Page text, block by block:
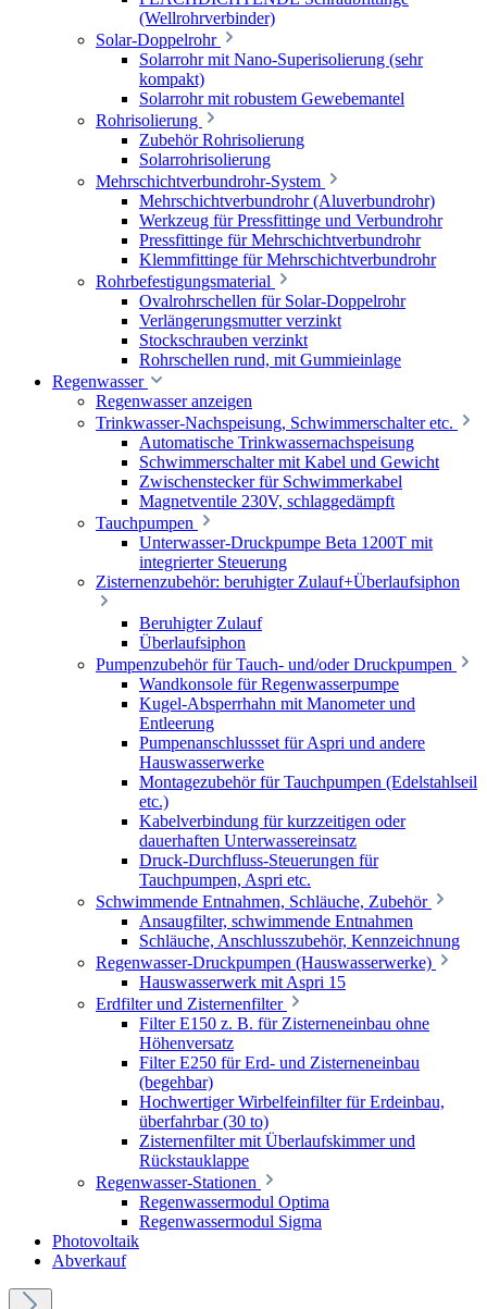
(Wellrohrverbinder)
Solar-Doppelrohr
Solarrohr mit Nano-Superisolierung (sehr
kompakt)
Solarrohr mit robustem Gewebemantel
Rohrisolierung
Zubehör Rohrisolierung
Solarrohrisolierung
Mehrschichtverbundrohr-System
Mehrschichtverbundrohr (Aluverbundrohr)
Werkzeug für Pressfittinge und Verbundrohr
Pressfittinge für Mehrschichtverbundrohr
Klemmfittinge für Mehrschichtverbundrohr
Rohrbefestigungsmaterial
Ovalrohrschellen für Solar-Doppelrohr
Verlängerungsmutter verzinkt
Stockschrauben verzinkt
Rohrschellen rund, mit Gummieinlage
Regenwasser
Regenwasser anzeigen
Trinkwasser-Nachspeisung, Schwimmerschalter etc.
Automatische Trinkwassernachspeisung
Schwimmerschalter mit Kabel und Gewicht
Zwischenstecker für Schwimmerkabel
Magnetventile 230V, schlaggedämpft
Tauchpumpen
Unterwasser-Druckpumpe Beta 1200T mit
integrierter Steuerung
Zisternenzubehör: beruhigter Zulauf+Überlaufsiphon
Beruhigter Zulauf
Überlaufsiphon
Pumpenzubehör für Tauch- und/oder Druckpumpen
Wandkonsole für Regenwasserpumpe
Kugel-Absperrhahn mit Manometer und
Entleerung
Pumpenanschlussset für Aspri und andere
Hauswasserwerke
Montagezubehör für Tauchpumpen (Edelstahlseil
etc.)
Kabelverbindung für kurzzeitigen oder
dauerhaften Unterwassereinsatz
Druck-Durchfluss-Steuerungen für
Tauchpumpen, Aspri etc.
Schwimmende Entnahmen, Schläuche, Zubehör
Ansaugfilter, schwimmende Entnahmen
Schläuche, Anschlusszubehör, Kennzeichnung
Regenwasser-Druckpumpen (Hauswasserwerke)
Hauswasserwerk mit Aspri 15
Erdfilter und Zisternenfilter
Filter E150 z. B. für Zisterneneinbau ohne
Höhenversatz
Filter E250 für Erd- und Zisterneneinbau
(begehbar)
Hochwertiger Wirbelfeinfilter für Erdeinbau,
überfahrbar (30 to)
Zisternenfilter mit Überlaufskimmer und
Rückstauklappe
Regenwasser-Stationen
Regenwassermodul Optima
Regenwassermodul Sigma
Photovoltaik
Abverkauf